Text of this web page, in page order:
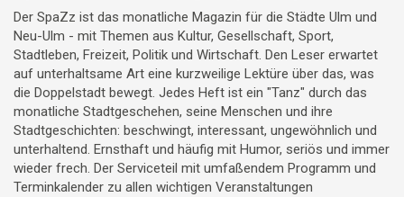
Der SpaZz ist das monatliche Magazin für die Städte Ulm und
Neu-Ulm - mit Themen aus Kultur, Gesellschaft, Sport,
Stadtleben, Freizeit, Politik und Wirtschaft. Den Leser erwartet
auf unterhaltsame Art eine kurzweilige Lektüre über das, was
die Doppelstadt bewegt. Jedes Heft ist ein "Tanz" durch das
monatliche Stadtgeschehen, seine Menschen und ihre
Stadtgeschichten: beschwingt, interessant, ungewöhnlich und
unterhaltend. Ernsthaft und häufig mit Humor, seriös und immer
wieder frech. Der Serviceteil mit umfaßendem Programm und
Terminkalender zu allen wichtigen Veranstaltungen